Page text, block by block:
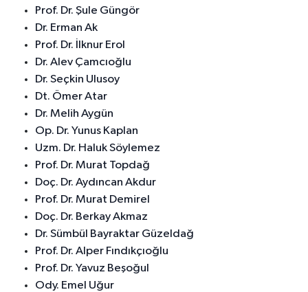
Prof. Dr. Şule Güngör
Dr. Erman Ak
Prof. Dr. İlknur Erol
Dr. Alev Çamcıoğlu
Dr. Seçkin Ulusoy
Dt. Ömer Atar
Dr. Melih Aygün
Op. Dr. Yunus Kaplan
Uzm. Dr. Haluk Söylemez
Prof. Dr. Murat Topdağ
Doç. Dr. Aydıncan Akdur
Prof. Dr. Murat Demirel
Doç. Dr. Berkay Akmaz
Dr. Sümbül Bayraktar Güzeldağ
Prof. Dr. Alper Fındıkçıoğlu
Prof. Dr. Yavuz Beşoğul
Ody. Emel Uğur